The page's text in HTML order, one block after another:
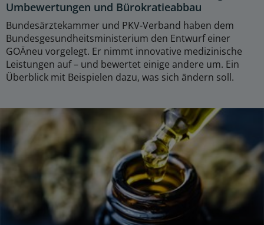
Umbewertungen und Bürokratieabbau
Bundesärztekammer und PKV-Verband haben dem
Bundesgesundheitsministerium den Entwurf einer
GOÄneu vorgelegt. Er nimmt innovative medizinische
Leistungen auf – und bewertet einige andere um. Ein
Überblick mit Beispielen dazu, was sich ändern soll.